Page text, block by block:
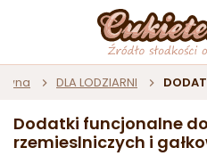
DLA LODZIARNI
Dodatki funcjonalne
rzemieslniczych i